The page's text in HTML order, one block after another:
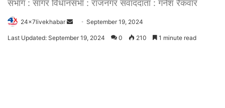
संभाग : सागर विधानसभा : राजनगर संवाददाता : गनेश रैकवार
24x7livekhabar
SendSeptember 19, 2024
Last Updated: September 19, 2024 0 210 1 minute read